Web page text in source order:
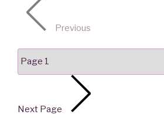
Previous
Next Page